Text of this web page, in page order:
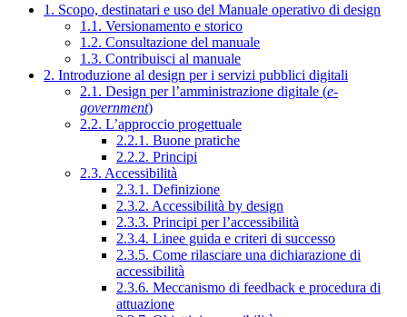
1. Scopo, destinatari e uso del Manuale operativo di design
1.1. Versionamento e storico
1.2. Consultazione del manuale
1.3. Contribuisci al manuale
2. Introduzione al design per i servizi pubblici digitali
2.1. Design per l’amministrazione digitale (e-
government)
2.2. L’approccio progettuale
2.2.1. Buone pratiche
2.2.2. Principi
2.3. Accessibilità
2.3.1. Definizione
2.3.2. Accessibilità by design
2.3.3. Principi per l’accessibilità
2.3.4. Linee guida e criteri di successo
2.3.5. Come rilasciare una dichiarazione di
accessibilità
2.3.6. Meccanismo di feedback e procedura di
attuazione